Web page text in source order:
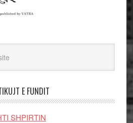
E FUNDIT
SHPIRTIN